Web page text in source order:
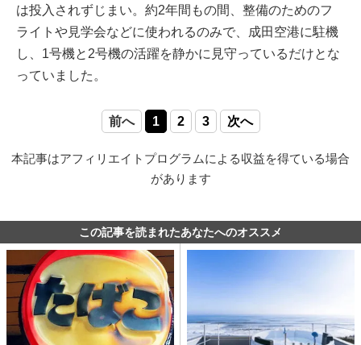
は投入されずじまい。約2年間もの間、整備のためのフ
ライトや見学会などに使われるのみで、成田空港に駐機
し、1号機と2号機の活躍を静かに見守っているだけとな
っていました。
前へ 1 2 3 次へ
本記事はアフィリエイトプログラムによる収益を得ている場合
があります
この記事を読まれたあなたへのオススメ